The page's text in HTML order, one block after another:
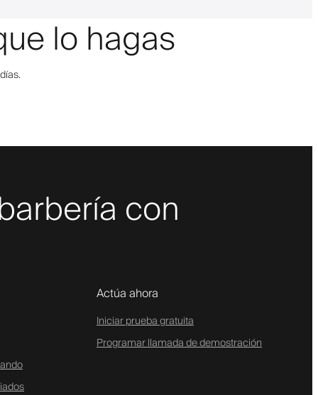
lo hagas
con
Actúa ahora
Iniciar prueba gratuita
Programar llamada de demostración